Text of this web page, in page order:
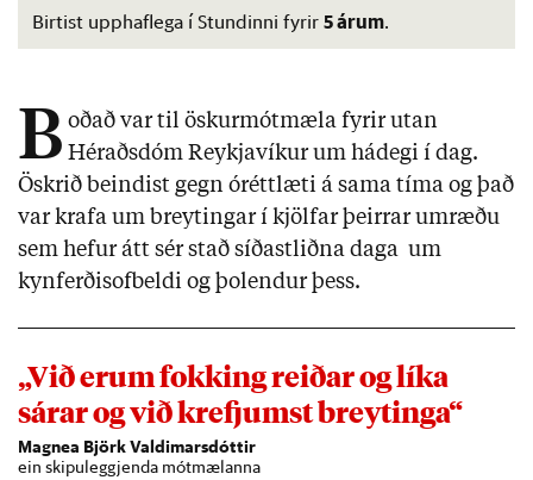
Birtist upphaflega í Stundinni fyrir 5 árum.
B oðað var til öskurmótmæla fyrir utan
Héraðsdóm Reykjavíkur um hádegi í dag.
Öskrið beindist gegn óréttlæti á sama tíma og það
var krafa um breytingar í kjölfar þeirrar umræðu
sem hefur átt sér stað síðastliðna daga um
kynferðisofbeldi og þolendur þess.
„Við erum fokking reiðar og líka
sárar og við krefjumst breytinga“
Magnea Björk Valdimarsdóttir
ein skipuleggjenda mótmælanna